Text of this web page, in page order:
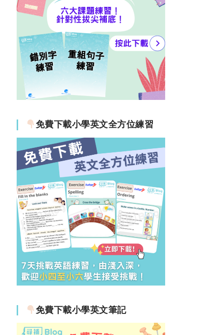
免費下載小學英文全方位練習
免費下載小學英文筆記